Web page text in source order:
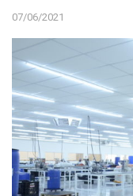
07/06/2021